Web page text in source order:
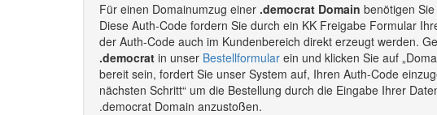
Für einen Domainumzug einer .democrat Domain benötigen
Diese Auth-Code fordern Sie durch ein KK Freigabe Formular
der Auth-Code auch im Kundenbereich direkt erzeugt werden.
.democrat in unser Bestellformular ein und klicken Sie auf
bereit sein, fordert Sie unser System auf, Ihren Auth-Code
nächsten Schritt“ um die Bestellung durch die Eingabe Ihrer
.democrat Domain anzustoßen.